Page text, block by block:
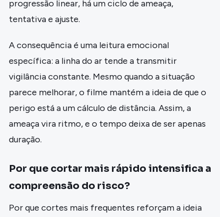
progressão linear, há um ciclo de ameaça,
tentativa e ajuste.
A consequência é uma leitura emocional
específica: a linha do ar tende a transmitir
vigilância constante. Mesmo quando a situação
parece melhorar, o filme mantém a ideia de que o
perigo está a um cálculo de distância. Assim, a
ameaça vira ritmo, e o tempo deixa de ser apenas
duração.
Por que cortar mais rápido intensifica a
compreensão do risco?
Por que cortes mais frequentes reforçam a ideia